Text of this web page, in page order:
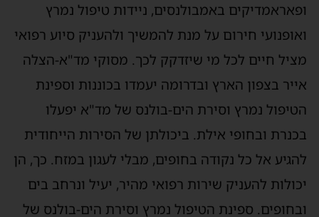
ופאראמדיקים באמבולנסים, ניידות טיפול נמרץ
ואופנועי חירום על מנת להמשיך ולהעניק סיוע רפואי
מציל חיים לכל מי שיזדקק לכך. מסוקי מד"א-הצלה
אייר בצפון הארץ ובדרומה יעמדו בכוננות וספינת
הטיפול נמרץ וסירת הים-בולנס של מד"א יפעלו
בכנרת ובחופי אילת. ביכולתן של הסירות הייחודית
להגיע אל כל נקודה בחופים, מבלי לעגון במזח. כך, הן
יכולות להעניק שירות רפואי מהיר, יעיל ונרחב בים
ובחופים. ספינת הטיפול נמרץ וסירת הים-בולנס של